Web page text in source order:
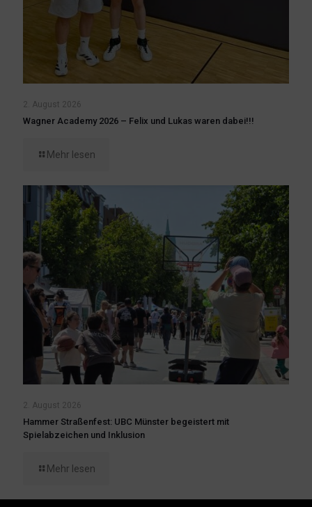
2. August 2026
Wagner Academy 2026 – Felix und Lukas waren dabei!!!
Mehr lesen
2. August 2026
Hammer Straßenfest: UBC Münster begeistert mit
Spielabzeichen und Inklusion
Mehr lesen